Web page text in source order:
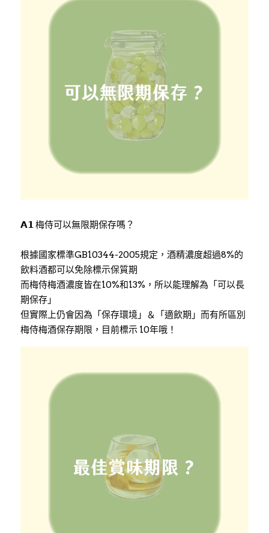
𝗔𝟭 梅侍可以無限期保存嗎？
根據國家標準GB10344-2005規定，酒精濃度超過8%的
飲料酒都可以免除標示保質期
而梅侍梅酒濃度皆在10%和13%，所以能理解為「可以長
期保存」
但實際上仍會因為「保存環境」＆「適飲期」而有所區別
梅侍梅酒保存期限，目前標示 10年哦！